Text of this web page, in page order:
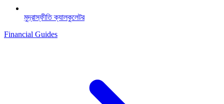
মুদ্রাস্ফীতি ক্যালকুলেটর
Financial Guides